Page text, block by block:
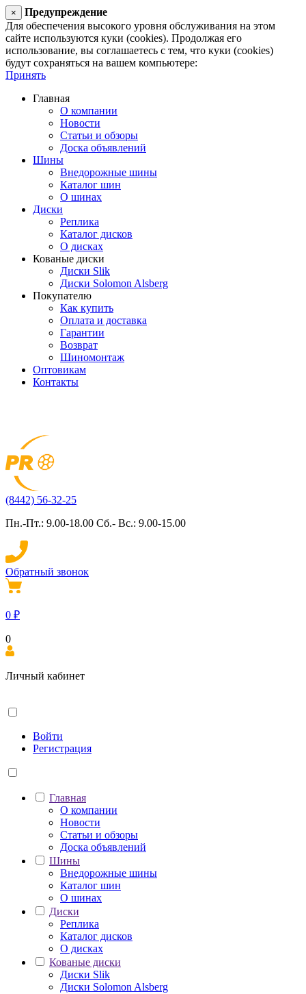
×
Предупреждение
Для обеспечения высокого уровня обслуживания на этом
сайте используются куки (cookies). Продолжая его
использование, вы соглашаетесь с тем, что куки (cookies)
будут сохраняться на вашем компьютере:
Принять
Главная
О компании
Новости
Статьи и обзоры
Доска объявлений
Шины
Внедорожные шины
Каталог шин
О шинах
Диски
Реплика
Каталог дисков
О дисках
Кованые диски
Диски Slik
Диски Solomon Alsberg
Покупателю
Как купить
Оплата и доставка
Гарантии
Возврат
Шиномонтаж
Оптовикам
Контакты
(8442) 56-32-25
Пн.-Пт.: 9.00-18.00 Сб.- Вс.: 9.00-15.00
Обратный звонок
0 ₽
0
Личный кабинет
Войти
Регистрация
Главная
О компании
Новости
Статьи и обзоры
Доска объявлений
Шины
Внедорожные шины
Каталог шин
О шинах
Диски
Реплика
Каталог дисков
О дисках
Кованые диски
Диски Slik
Диски Solomon Alsberg